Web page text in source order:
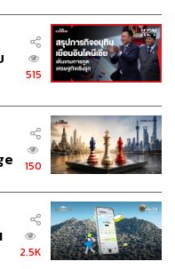
515
150
2.5K